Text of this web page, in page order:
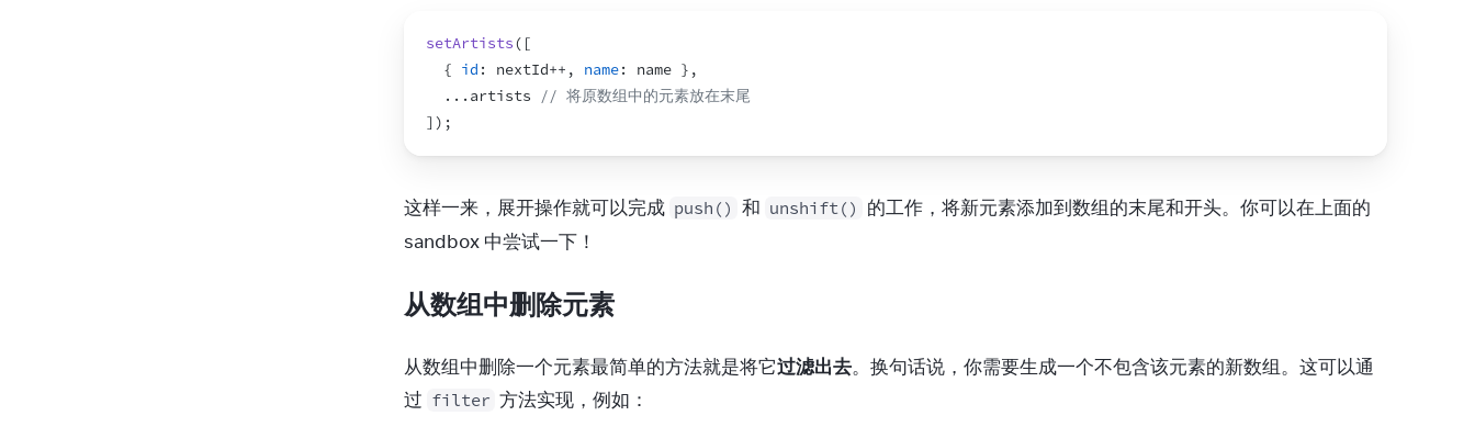
24
27
28
30
))}
</ul>
);
setArtists( [
{ id : nextId++ , name: name } ,
... artists
// 将原数组中的元素放在末尾
] ) ;
这样一来，展开操作就可以完成 push() 和 unshift()
的工作，将新元素添加到数组的末尾和开头。你可以在上面的
sandbox 中尝试一下！
从数组中删除元素
从数组中删除一个元素最简单的方法就是将它过滤出去。换句话说，你需要生成一个不包含该元素的新数组。这可以通
过 filter 方法实现，例如：